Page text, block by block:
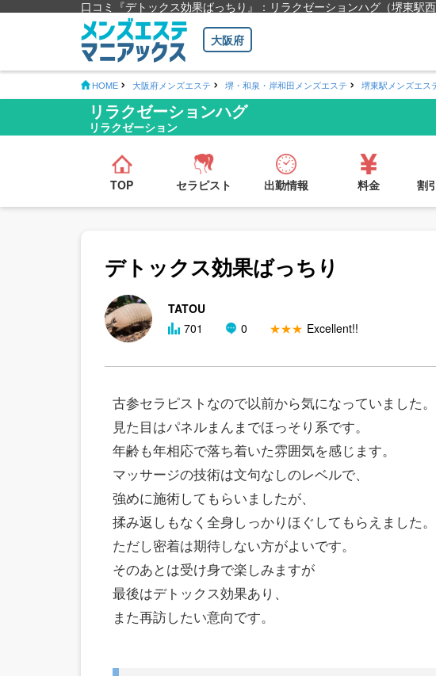
口コミ『デトックス効果ばっちり』：リラクゼーションハグ（堺東駅西
大阪府
HOME 大阪府メンズエステ 堺・和泉・岸和田メンズエステ 堺東駅メンズエス
リラクゼーションハグ
リラクゼーション
TOP セラピスト 出勤情報 料金 割
デトックス効果ばっちり
TATOU
701
0 ★★★ Excellent!!
古参セラピストなので以前から気になっていました。
見た目はパネルまんまでほっそり系です。
年齢も年相応で落ち着いた雰囲気を感じます。
マッサージの技術は文句なしのレベルで、
強めに施術してもらいましたが、
揉み返しもなく全身しっかりほぐしてもらえました。
ただし密着は期待しない方がよいです。
そのあとは受け身で楽しみますが
最後はデトックス効果あり、
また再訪したい意向です。